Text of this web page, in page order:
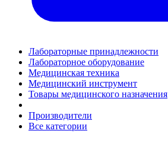
Лабораторные принадлежности
Лабораторное оборудование
Медицинская техника
Медицинский инструмент
Товары медицинского назначения
Производители
Все категории